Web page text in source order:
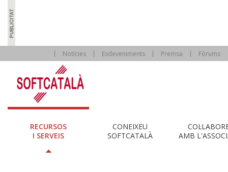
Notícies Esdeveniments Premsa Fòrums
RECURSOS
I SERVEIS
CONEIXEU
SOFTCATALÀ
AMB